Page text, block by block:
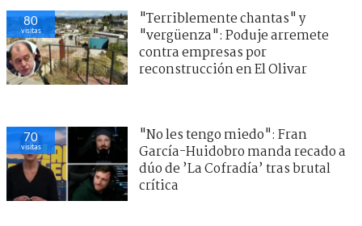
80
visitas
"Terriblemente chantas" y
"vergüenza": Poduje arremete
contra empresas por
reconstrucción en El Olivar
70
visitas
"No les tengo miedo": Fran
García-Huidobro manda recado a
dúo de ’La Cofradía’ tras brutal
crítica